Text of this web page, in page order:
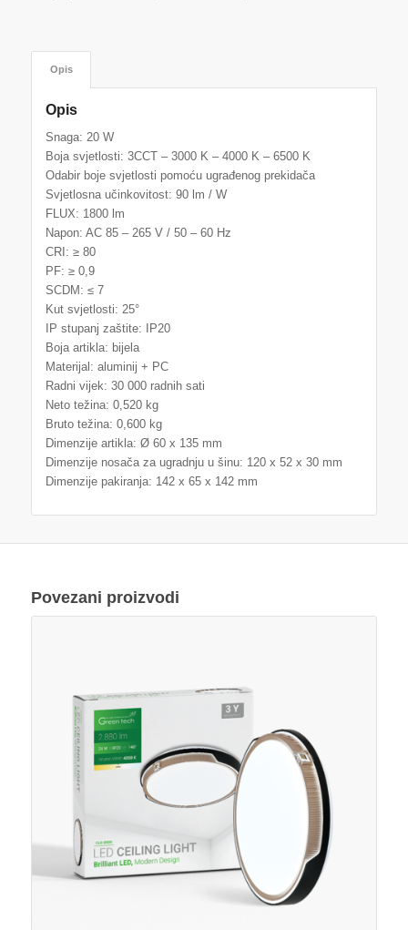
Opis
Opis
Snaga: 20 W
Boja svjetlosti: 3CCT – 3000 K – 4000 K – 6500 K
Odabir boje svjetlosti pomoću ugrađenog prekidača
Svjetlosna učinkovitost: 90 lm / W
FLUX: 1800 lm
Napon: AC 85 – 265 V / 50 – 60 Hz
CRI: ≥ 80
PF: ≥ 0,9
SCDM: ≤ 7
Kut svjetlosti: 25°
IP stupanj zaštite: IP20
Boja artikla: bijela
Materijal: aluminij + PC
Radni vijek: 30 000 radnih sati
Neto težina: 0,520 kg
Bruto težina: 0,600 kg
Dimenzije artikla: Ø 60 x 135 mm
Dimenzije nosača za ugradnju u šinu: 120 x 52 x 30 mm
Dimenzije pakiranja: 142 x 65 x 142 mm
Povezani proizvodi